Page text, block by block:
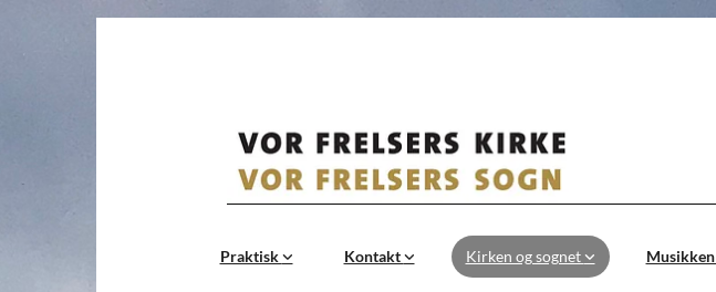
Praktisk Kontakt Kirken og sognet Musikken